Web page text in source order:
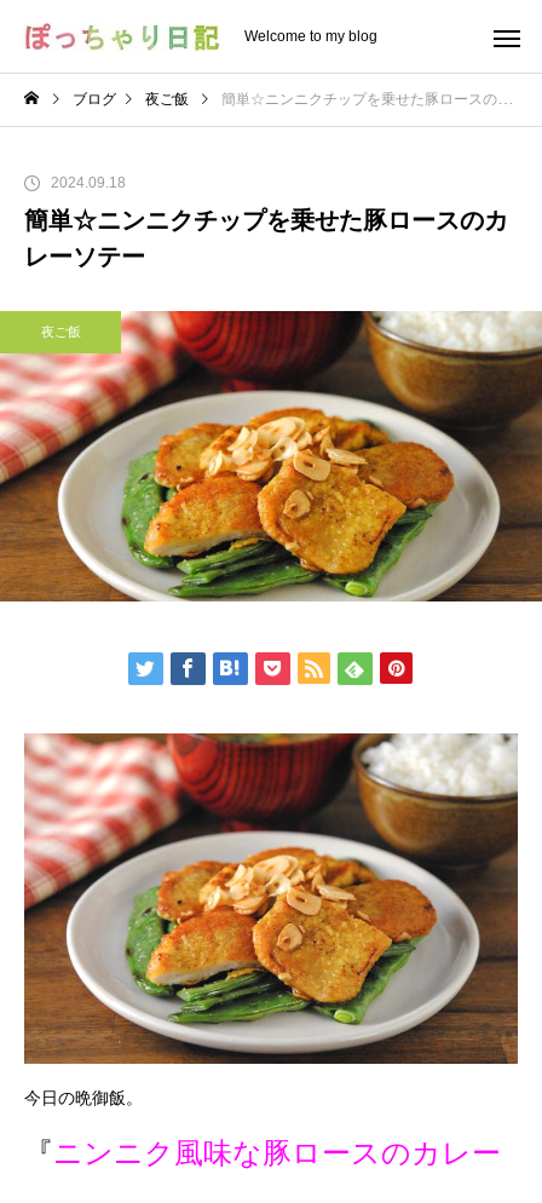
Welcome to my blog
ブログ 夜ご飯 簡単☆ニンニクチップを乗せた豚ロースのカレーソテー
2024.09.18
簡単☆ニンニクチップを乗せた豚ロースのカ
レーソテー
夜ご飯
今日の晩御飯。
『ニンニク風味な豚ロースのカレー